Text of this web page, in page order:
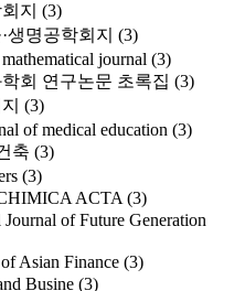
지 (3)
생명공학회지 (3)
journal (3)
회 연구논문 초록집 (3)
(3)
of medical education (3)
축 (3)
(3)
ACTA (3)
of Future Generation
Asian Finance (3)
Busine (3)